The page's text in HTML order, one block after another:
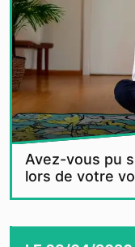
Avez-vous pu
lors de votre